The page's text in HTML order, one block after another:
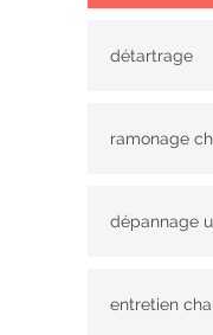
détartrage
ramonage
dépannage
entretien